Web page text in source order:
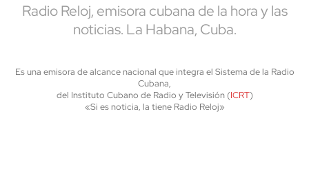
Radio Reloj, emisora cubana de la hora y las
noticias. La Habana, Cuba.
Es una emisora de alcance nacional que integra el Sistema de la Radio
Cubana,
del Instituto Cubano de Radio y Televisión (ICRT)
«Si es noticia, la tiene Radio Reloj»